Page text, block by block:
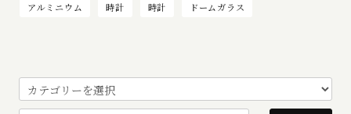
アルミニウム 時計 時計 ドームガラス